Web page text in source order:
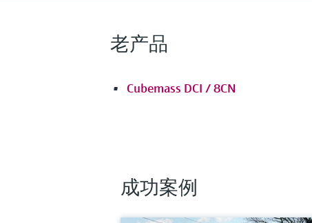
老产品
Cubemass DCI / 8CN
成功案例